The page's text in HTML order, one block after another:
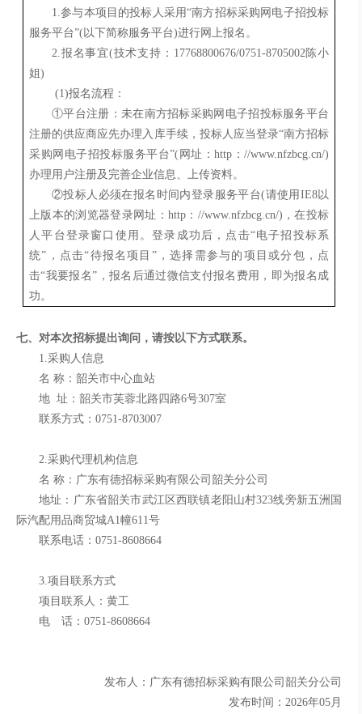
1.参与本项目的投标人采用“南方招标采购网电子招投标
服务平台”(以下简称服务平台)进行网上报名。
2.报名事宜(技术支持：17768800676/0751-8705002陈小
姐)
(1)报名流程：
①平台注册：未在南方招标采购网电子招投标服务平台
注册的供应商应先办理入库手续，投标人应当登录“南方招标
采购网电子招投标服务平台”(网址：http ：//www.nfzbcg.cn/)
办理用户注册及完善企业信息、上传资料。
②投标人必须在报名时间内登录服务平台(请使用IE8以
上版本的浏览器登录网址：http ： //www.nfzbcg.cn/)，在投标
人平台登录窗口使用。登录成功后，点击“电子招投标系
统”，点击“待报名项目”，选择需参与的项目或分包，点
击“我要报名”，报名后通过微信支付报名费用，即为报名成
功。
七、对本次招标提出询问，请按以下方式联系。
1.采购人信息
名 称：韶关市中心血站
地 址： 韶关市芙蓉北路四路6号307室
联系方式： 0751-8703007
2.采购代理机构信息
名 称： 广东有德招标采购有限公司韶关分公司
地址：广东省韶关市武江区西联镇老阳山村323线旁新五洲国
际汽配用品商贸城A1幢611号
联系电话 ： 0751-8608664
3.项目联系方式
项目联系人： 黄工
电 话： 0751-8608664
发布人： 广东有德招标采购有限公司韶关分公司
发布时间：2026年05月